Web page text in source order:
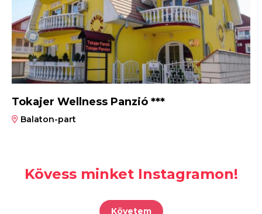
Tokajer Wellness Panzió ***
Balaton-part
Kövess minket Instagramon!
Követem